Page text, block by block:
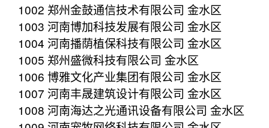
1002 郑州金鼓通信技术有限公司 金水区
1003 河南博加科技发展有限公司 金水区
1004 河南播荫植保科技有限公司 金水区
1005 郑州盛微科技有限公司 金水区
1006 博雅文化产业集团有限公司 金水区
1007 河南丰晟建筑设计有限公司 金水区
1008 河南海达之光通讯设备有限公司 金水区